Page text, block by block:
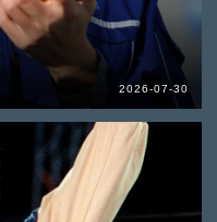
2026-07-30